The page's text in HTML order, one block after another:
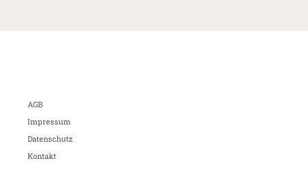
AGB
Impressum
Datenschutz
Kontakt